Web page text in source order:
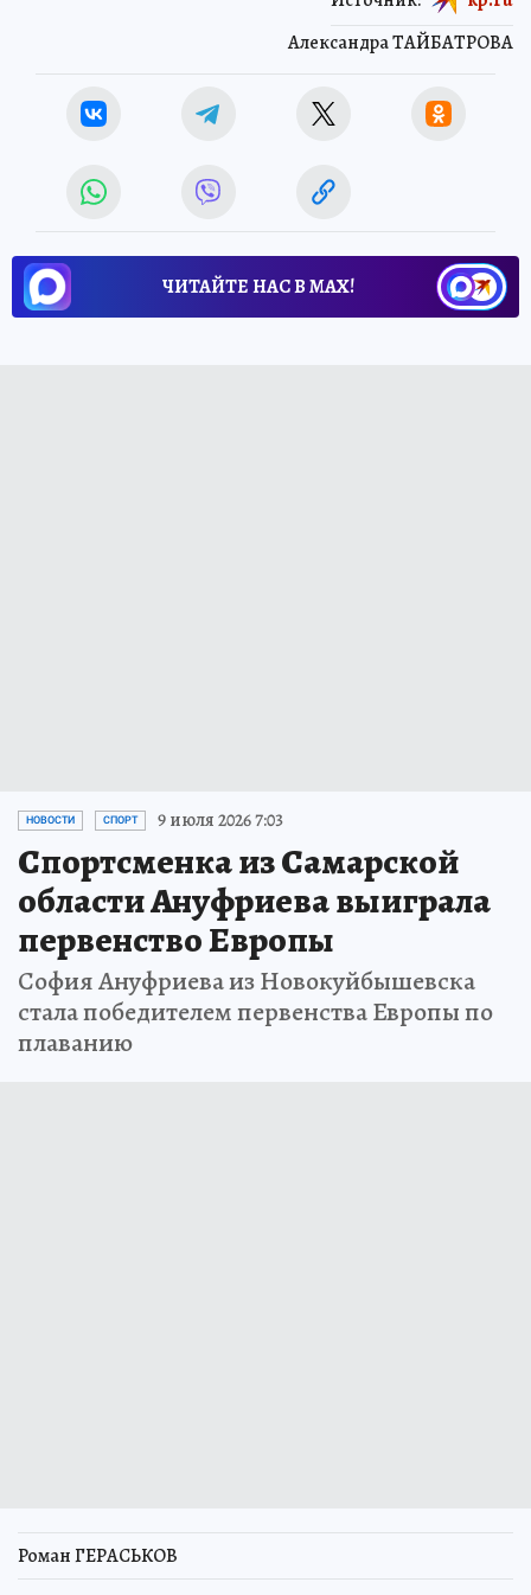
Александра ТАЙБАТРОВА
ЧИТАЙТЕ НАС В МАХ!
НОВОСТИ СПОРТ 9 июля 2026 7:03
Спортсменка из Самарской
области Ануфриева выиграла
первенство Европы
София Ануфриева из Новокуйбышевска
стала победителем первенства Европы по
плаванию
Роман ГЕРАСЬКОВ